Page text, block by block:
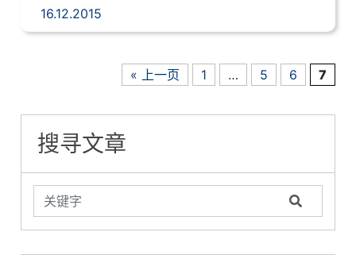
16.12.2015
« 上一页 1 … 5 6 7
搜寻文章